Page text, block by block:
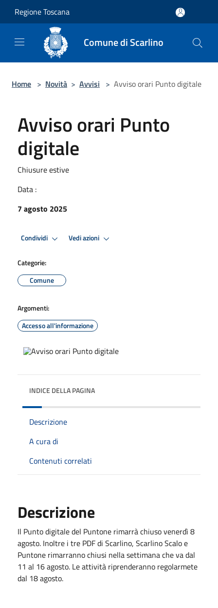
Regione Toscana
Comune di Scarlino
Home > Novità > Avvisi > Avviso orari Punto digitale
Avviso orari Punto
digitale
Chiusure estive
Data :
7 agosto 2025
Condividi Vedi azioni
Categorie:
Comune
Argomenti:
Accesso all'informazione
INDICE DELLA PAGINA
Descrizione
A cura di
Contenuti correlati
Descrizione
Il Punto digitale del Puntone rimarrà chiuso venerdì 8
agosto. Inoltre i tre PDF di Scarlino, Scarlino Scalo e
Puntone rimarranno chiusi nella settimana che va dal
11 al 16 agosto. Le attività riprenderanno regolarmete
dal 18 agosto.